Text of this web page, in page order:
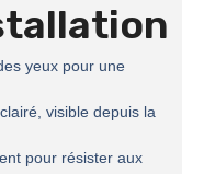
yeux pour une
visible depuis la
pour résister aux